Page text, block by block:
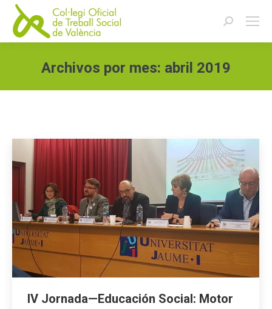
Buscar:
Archivos por mes: abril 2019
IV Jornada—Educación Social: Motor